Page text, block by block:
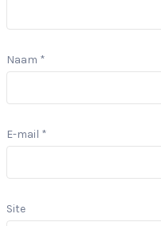
Naam *
E-mail *
Site